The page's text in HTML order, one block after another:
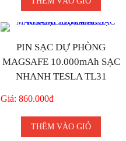
PIN SẠC DỰ PHÒNG
MAGSAFE 10.000mAh SẠC
NHANH TESLA TL31
Giá: 860.000đ
THÊM VÀO GIỎ